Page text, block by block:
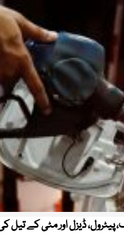
پیٹرول، ڈیزل اور مٹی کے تیل